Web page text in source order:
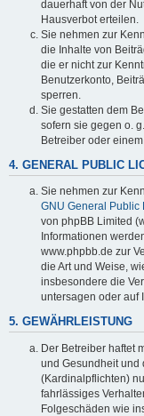
dauerhaft von der
Hausverbot erteilen.
Sie nehmen zur
die Inhalte von
die er nicht zur
Benutzerkonto,
sperren.
Sie gestatten dem
sofern sie gegen o.
Betreiber oder
4. GENERAL PUBLIC
Sie nehmen zur
GNU General Public
von phpBB Limited
Informationen
www.phpbb.de zur
die Art und Weise,
insbesondere die
untersagen oder auf
5. GEWÄHRLEISTUNG
Der Betreiber haftet
und Gesundheit und
(Kardinalpflichten)
fahrlässiges
Folgeschäden wie